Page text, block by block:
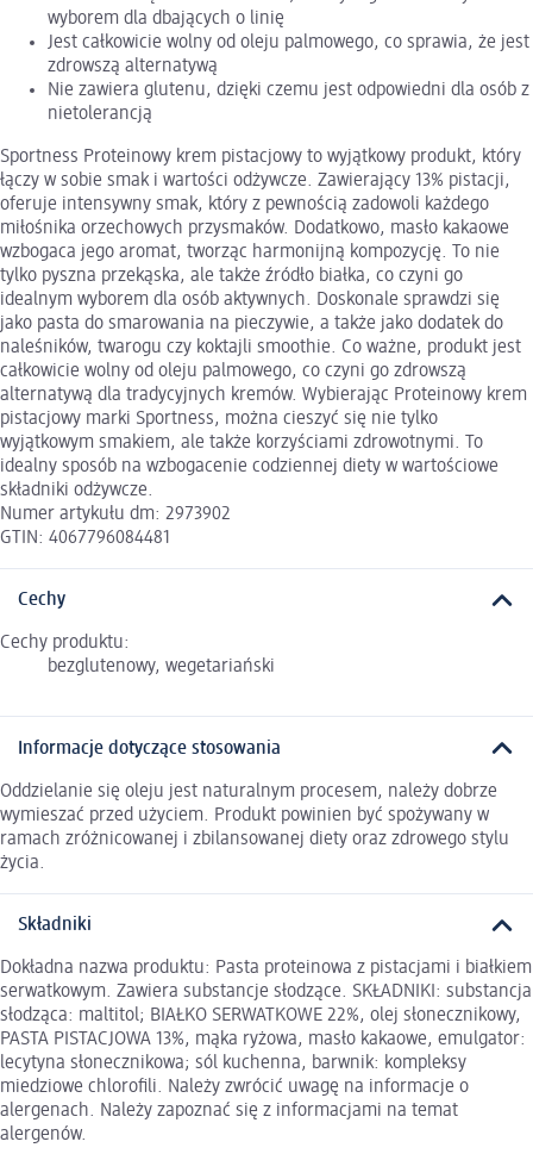
wyborem dla dbających o linię
Jest całkowicie wolny od oleju palmowego, co sprawia, że jest
zdrowszą alternatywą
Nie zawiera glutenu, dzięki czemu jest odpowiedni dla osób z
nietolerancją
Sportness Proteinowy krem pistacjowy to wyjątkowy produkt, który
łączy w sobie smak i wartości odżywcze. Zawierający 13% pistacji,
oferuje intensywny smak, który z pewnością zadowoli każdego
miłośnika orzechowych przysmaków. Dodatkowo, masło kakaowe
wzbogaca jego aromat, tworząc harmonijną kompozycję. To nie
tylko pyszna przekąska, ale także źródło białka, co czyni go
idealnym wyborem dla osób aktywnych. Doskonale sprawdzi się
jako pasta do smarowania na pieczywie, a także jako dodatek do
naleśników, twarogu czy koktajli smoothie. Co ważne, produkt jest
całkowicie wolny od oleju palmowego, co czyni go zdrowszą
alternatywą dla tradycyjnych kremów. Wybierając Proteinowy krem
pistacjowy marki Sportness, można cieszyć się nie tylko
wyjątkowym smakiem, ale także korzyściami zdrowotnymi. To
idealny sposób na wzbogacenie codziennej diety w wartościowe
składniki odżywcze.
Numer artykułu dm: 2973902
GTIN: 4067796084481
Cechy
Cechy produktu:
bezglutenowy, wegetariański
Informacje dotyczące stosowania
Oddzielanie się oleju jest naturalnym procesem, należy dobrze
wymieszać przed użyciem. Produkt powinien być spożywany w
ramach zróżnicowanej i zbilansowanej diety oraz zdrowego stylu
życia.
Składniki
Dokładna nazwa produktu: Pasta proteinowa z pistacjami i białkiem
serwatkowym. Zawiera substancje słodzące. SKŁADNIKI: substancja
słodząca: maltitol; BIAŁKO SERWATKOWE 22%, olej słonecznikowy,
PASTA PISTACJOWA 13%, mąka ryżowa, masło kakaowe, emulgator:
lecytyna słonecznikowa; sól kuchenna, barwnik: kompleksy
miedziowe chlorofili. Należy zwrócić uwagę na informacje o
alergenach. Należy zapoznać się z informacjami na temat
alergenów.